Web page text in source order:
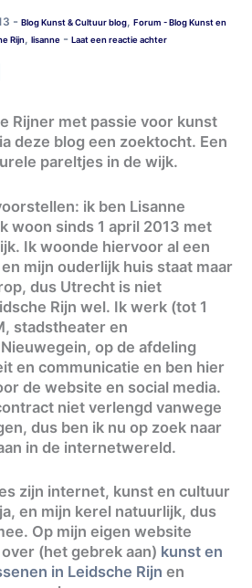
- Blog Kunst & Cultuur blog, Forum - Blog Kunst en
Rijn, lisanne - Laat een reactie achter
Rijner met passie voor kunst
deze blog een zoektocht. Een
pareltjes in de wijk.
ik ben Lisanne
woon sinds 1 april 2013 met
Ik woonde hiervoor al een
mijn ouderlijk huis staat maar
dus Utrecht is niet
Rijn wel. Ik werk (tot 1
stadstheater en
op de afdeling
en communicatie en ben hier
de website en social media.
niet verlengd vanwege
dus ben ik nu op zoek naar
in de internetwereld.
zijn internet, kunst en cultuur
en mijn kerel natuurlijk, dus
Op mijn eigen website
(het gebrek aan) kunst en
in Leidsche Rijn en